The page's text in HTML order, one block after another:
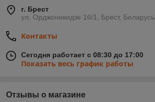
г. Брест
ул. Орджоникидзе 16/1, Брест, Беларусь
Контакты
Сегодня работает с 08:30 до 17:00
Показать весь график работы
Отзывы о магазине